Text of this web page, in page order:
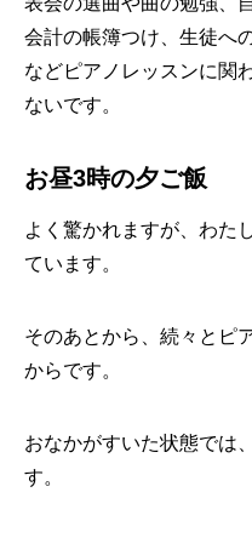
会計の帳簿つけ、生徒へ
などピアノレッスンに関
ないです。
お昼3時の夕ご飯
よく驚かれますが、わた
ています。
そのあとから、続々とピ
からです。
おなかがすいた状態では
す。